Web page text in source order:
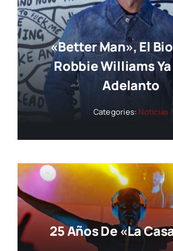
«Better Man», El
Robbie Williams
Adelanto
Categories: Noticias
25 Años De «La